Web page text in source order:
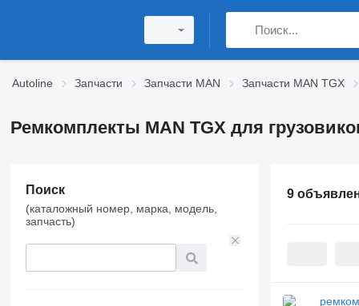
Autoline Запчасти Запчасти MAN Запчасти MAN TGX
Ремкомплекты MAN TGX для
Поиск
(каталожный номер, марка, модель,
запчасть)
9